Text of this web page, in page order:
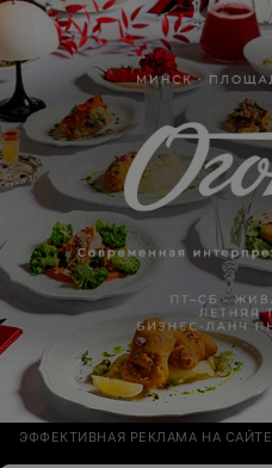
ЭФФЕКТИВНАЯ РЕКЛАМА НА САЙТЕ